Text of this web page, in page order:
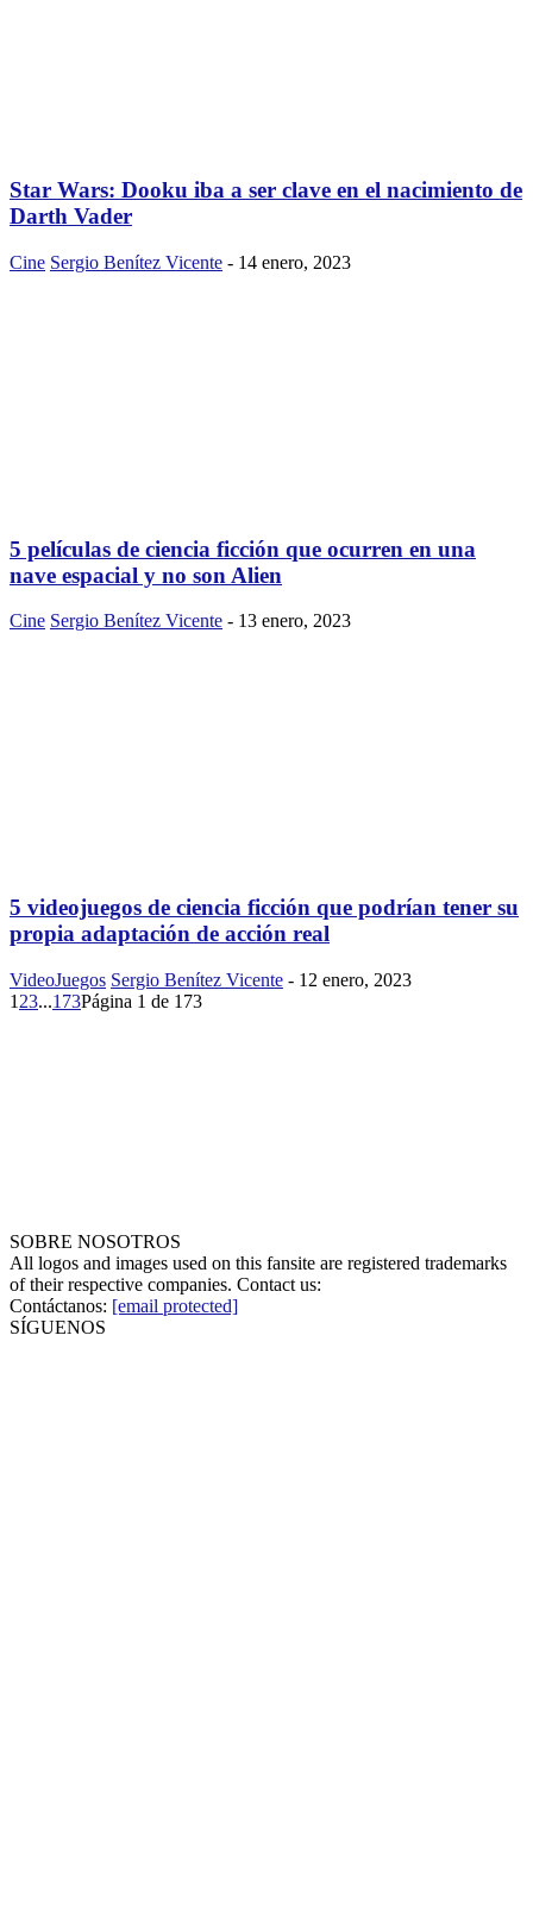
Star Wars: Dooku iba a ser clave en el nacimiento de
Darth Vader
Cine Sergio Benítez Vicente - 14 enero, 2023
5 películas de ciencia ficción que ocurren en una
nave espacial y no son Alien
Cine Sergio Benítez Vicente - 13 enero, 2023
5 videojuegos de ciencia ficción que podrían tener su
propia adaptación de acción real
VideoJuegos Sergio Benítez Vicente - 12 enero, 2023
1 23...173Página 1 de 173
SOBRE NOSOTROS
All logos and images used on this fansite are registered trademarks
of their respective companies. Contact us:
Contáctanos: [email protected]
SÍGUENOS